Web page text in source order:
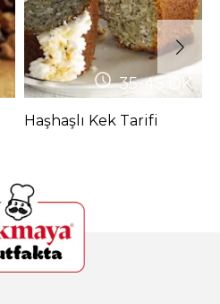
35-45 DK
Haşhaşlı Kek Tarifi